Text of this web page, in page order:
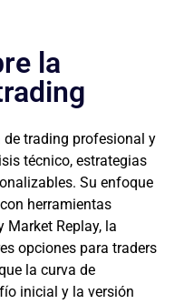
la
trading profesional y
técnico, estrategias
Su enfoque
herramientas
Replay, la
opciones para traders
la curva de
inicial y la versión